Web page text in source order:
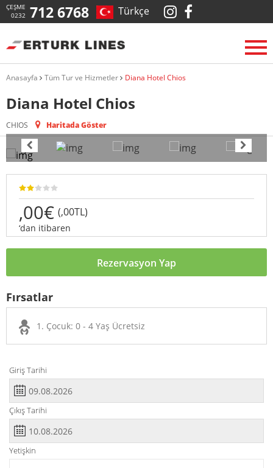
ÇEŞME
0232 712 6768 Türkçe
Anasayfa Tüm Tur ve Hizmetler Diana Hotel Chios
Diana Hotel Chios
CHIOS Haritada Göster
,00€ (,00TL)
‘dan itibaren
Rezervasyon Yap
Fırsatlar
1. Çocuk: 0 - 4 Yaş Ücretsiz
Giriş Tarihi
Çıkış Tarihi
Yetişkin